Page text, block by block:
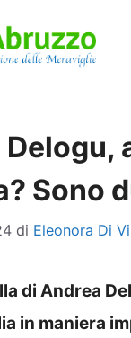
Sono
di Eleonora Di
di Andrea
in maniera